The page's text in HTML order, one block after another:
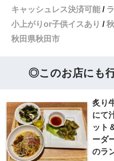
キャッシュレス決済可能
小上がりor子供イスあり
秋田県秋田市
◎このお店にも行
炙り
にて
ット
ーダ
のラ